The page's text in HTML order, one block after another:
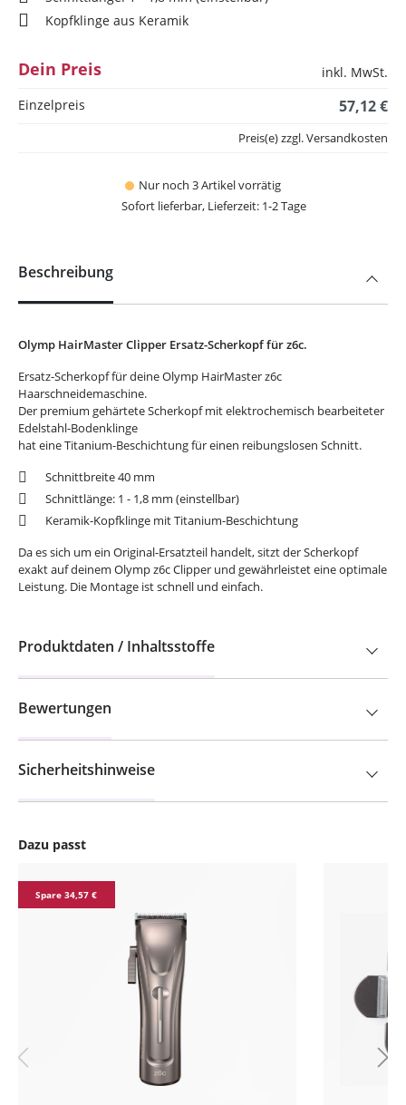
Kopfklinge aus Keramik
Dein Preis
inkl. MwSt.
Einzelpreis
57,12 €
Nur noch 3 Artikel vorrätig
Sofort lieferbar, Lieferzeit: 1-2 Tage
Preis(e) zzgl. Versandkosten
Dazu passt
Spare 34,57 €
Beschreibung
Olymp HairMaster Clipper Ersatz-Scherkopf für z6c.
Ersatz-Scherkopf für deine Olymp HairMaster z6c
Haarschneidemaschine.
Der premium gehärtete Scherkopf mit elektrochemisch bearbeiteter
Edelstahl-Bodenklinge
hat eine Titanium-Beschichtung für einen reibungslosen Schnitt.
Schnittbreite 40 mm
Schnittlänge: 1 - 1,8 mm (einstellbar)
Keramik-Kopfklinge mit Titanium-Beschichtung
Da es sich um ein Original-Ersatzteil handelt, sitzt der Scherkopf
exakt auf deinem Olymp z6c Clipper und gewährleistet eine optimale
Leistung. Die Montage ist schnell und einfach.
Produktdaten / Inhaltsstoffe
Bewertungen
Sicherheitshinweise